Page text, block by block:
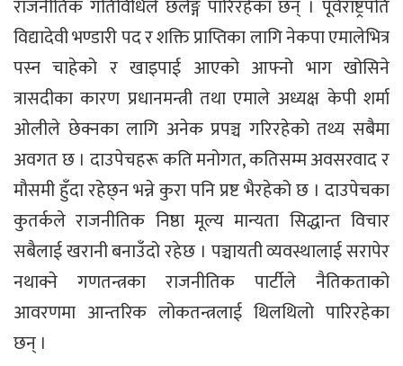
राजनीतिक गतिविधिले छर्लङ्ग पारिरहेका छन् । पूर्वराष्ट्रपति
विद्यादेवी भण्डारी पद र शक्ति प्राप्तिका लागि नेकपा एमालेभित्र
पस्न चाहेको र खाइपाई आएको आफ्नो भाग खोसिने
त्रासदीका कारण प्रधानमन्त्री तथा एमाले अध्यक्ष केपी शर्मा
ओलीले छेक्नका लागि अनेक प्रपञ्च गरिरहेको तथ्य सबैमा
अवगत छ । दाउपेचहरू कति मनोगत, कतिसम्म अवसरवाद र
मौसमी हुँदा रहेछ्न भन्ने कुरा पनि प्रष्ट भैरहेको छ । दाउपेचका
कुतर्कले राजनीतिक निष्ठा मूल्य मान्यता सिद्धान्त विचार
सबैलाई खरानी बनाउँदो रहेछ । पञ्चायती व्यवस्थालाई सरापेर
नथाक्ने गणतन्त्रका राजनीतिक पार्टीले नैतिकताको
आवरणमा आन्तरिक लोकतन्त्रलाई थिलथिलो पारिरहेका
छन् ।